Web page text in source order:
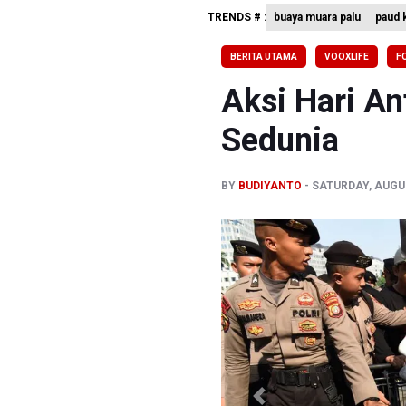
TRENDS # : buaya muara palu paud
BERITA UTAMA VOOXLIFE
Aksi Hari
Sedunia
BY BUDIYANTO SATURDAY,